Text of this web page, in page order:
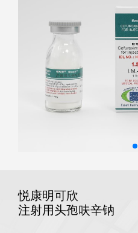
悦康明可欣
注射用头孢呋辛钠